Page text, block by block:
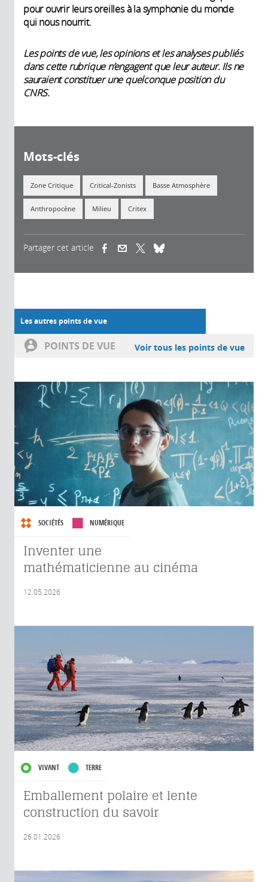
pour ouvrir leurs oreilles à la symphonie du monde
qui nous nourrit.
Les points de vue, les opinions et les analyses publiés
dans cette rubrique n’engagent que leur auteur. Ils ne
sauraient constituer une quelconque position du
CNRS.
Mots-clés
Zone Critique Critical-Zonists Basse Atmosphère
Anthropocène Milieu Critex
Partager cet article (link is external)(link is external)
Les autres points de vue
POINTS DE VUE Voir tous les points de vue
SOCIÉTÉS NUMÉRIQUE
Inventer une
mathématicienne au cinéma
12.05.2026
VIVANT TERRE
Emballement polaire et lente
construction du savoir
26.01.2026